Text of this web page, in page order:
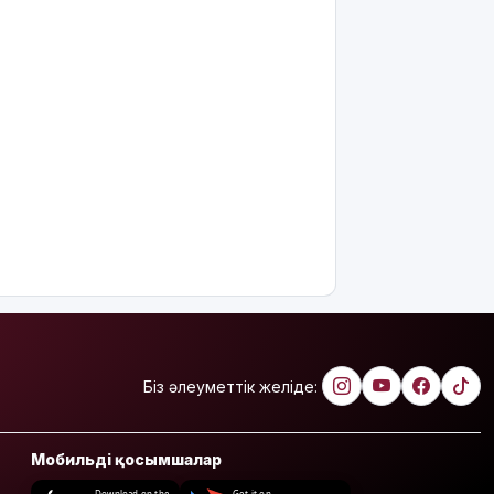
Біз әлеуметтік желіде:
Мобильді қосымшалар